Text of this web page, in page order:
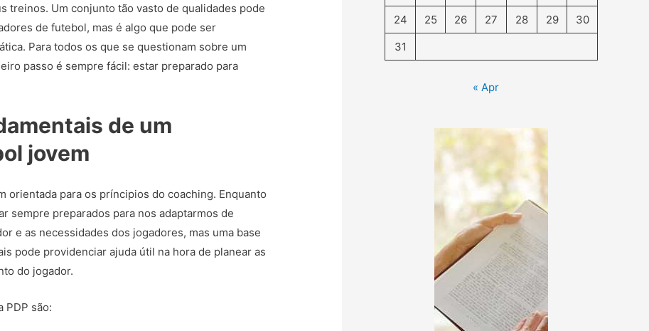
treinos. Um conjunto tão vasto de qualidades pode
de futebol, mas é algo que pode ser
Para todos os que se questionam sobre um
passo é sempre fácil: estar preparado para
de um
jovem
orientada para os príncipios do coaching. Enquanto
sempre preparados para nos adaptarmos de
e as necessidades dos jogadores, mas uma base
pode providenciar ajuda útil na hora de planear as
do jogador.
PDP são:
24
25 26 27 28 29
30
31
« Apr